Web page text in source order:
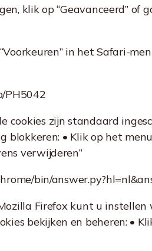
klik op “Geavanceerd”
in het Safari-
PH5042
cookies zijn standaard
• Klik op het
verwijderen”
bin/
Firefox kunt u
bekijken en beheren: •